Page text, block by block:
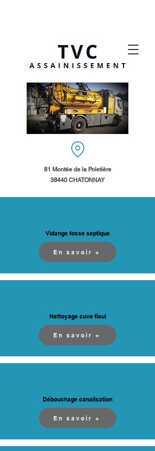
81 Montée de la Poletière
38440 CHATONNAY​
Vidange fosse septique
En savoir +
Nettoyage cuve fioul
En savoir +
Débouchage canalisation
En savoir +